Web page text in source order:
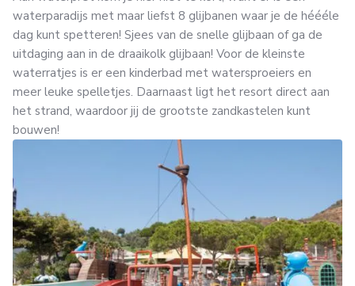
waterparadijs met maar liefst 8 glijbanen waar je de héééle
dag kunt spetteren! Sjees van de snelle glijbaan of ga de
uitdaging aan in de draaikolk glijbaan! Voor de kleinste
waterratjes is er een kinderbad met watersproeiers en
meer leuke spelletjes. Daarnaast ligt het resort direct aan
het strand, waardoor jij de grootste zandkastelen kunt
bouwen!